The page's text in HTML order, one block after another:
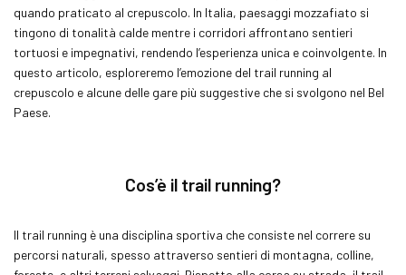
quando praticato al crepuscolo. In Italia, paesaggi mozzafiato si
tingono di tonalità calde mentre i corridori affrontano sentieri
tortuosi e impegnativi, rendendo l’esperienza unica e coinvolgente. In
questo articolo, esploreremo l’emozione del trail running al
crepuscolo e alcune delle gare più suggestive che si svolgono nel Bel
Paese.
Cos’è il trail running?
Il trail running è una disciplina sportiva che consiste nel correre su
percorsi naturali, spesso attraverso sentieri di montagna, colline,